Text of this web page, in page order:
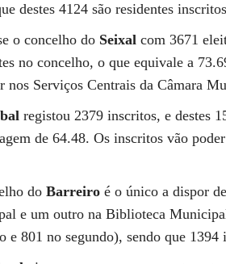
destes 4124 são residentes
o concelho do Seixal com 3671
no concelho, o que equivale a
nos Serviços Centrais da Câmara
registou 2379 inscritos, e destes
de 64.48. Os inscritos vão
do Barreiro é o único a dispor
e um outro na Biblioteca
e 801 no segundo), sendo que